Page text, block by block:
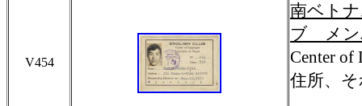
V454
南ベト
ブ メン
Center of
住所、